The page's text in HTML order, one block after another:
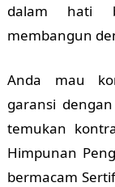
dalam hati
membangun
Anda mau
garansi
temukan
Himpunan
bermacam